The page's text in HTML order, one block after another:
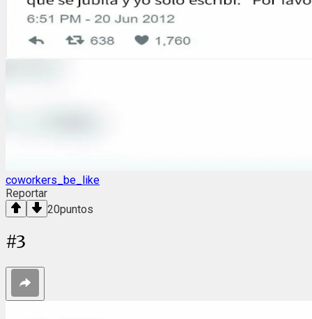
coworkers_be_like
Reportar
20puntos
#3